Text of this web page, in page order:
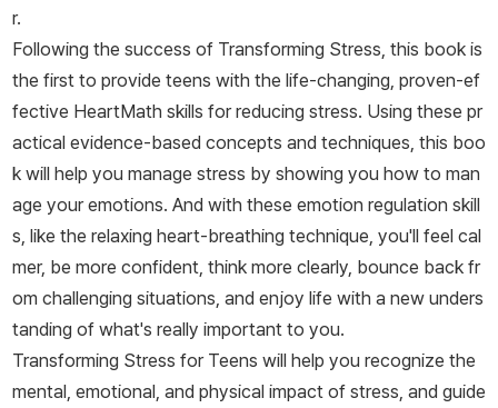
r.
Following the success of Transforming Stress, this book is
the first to provide teens with the life-changing, proven-ef
fective HeartMath skills for reducing stress. Using these pr
actical evidence-based concepts and techniques, this boo
k will help you manage stress by showing you how to man
age your emotions. And with these emotion regulation skill
s, like the relaxing heart-breathing technique, you'll feel cal
mer, be more confident, think more clearly, bounce back fr
om challenging situations, and enjoy life with a new unders
tanding of what's really important to you.
Transforming Stress for Teens will help you recognize the
mental, emotional, and physical impact of stress, and guide